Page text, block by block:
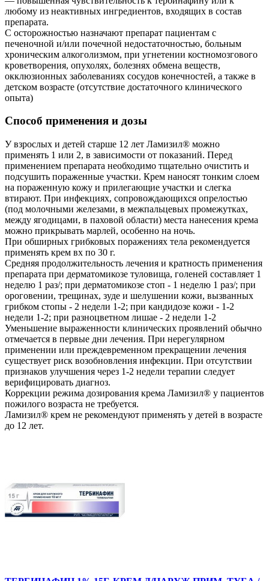
любому из неактивных ингредиентов, входящих в состав
препарата.
С осторожностью назначают препарат пациентам с
печеночной и/или почечной недостаточностью, больным
хроническим алкоголизмом, при угнетении костномозгового
кроветворения, опухолях, болезнях обмена веществ,
окклюзионных заболеваниях сосудов конечностей, а также в
детском возрасте (отсутствие достаточного клинического
опыта)
Способ применения и дозы
У взрослых и детей старше 12 лет Ламизил® можно
применять 1 или 2, в зависимости от показаний. Перед
применением препарата необходимо тщательно очистить и
подсушить пораженные участки. Крем наносят тонким слоем
на пораженную кожу и прилегающие участки и слегка
втирают. При инфекциях, сопровождающихся опрелостью
(под молочными железами, в межпальцевых промежутках,
между ягодицами, в паховой области) места нанесения крема
можно прикрывать марлей, особенно на ночь.
При обширных грибковых поражениях тела рекомендуется
применять крем вх по 30 г.
Средняя продолжительность лечения и кратность применения
препарата при дерматомикозе туловища, голеней составляет 1
неделю 1 раз/; при дерматомикозе стоп - 1 неделю 1 раз/; при
ороговении, трещинах, зуде и шелушении кожи, вызванных
грибком стопы - 2 недели 1-2; при кандидозе кожи - 1-2
недели 1-2; при разноцветном лишае - 2 недели 1-2
Уменьшение выраженности клинических проявлений обычно
отмечается в первые дни лечения. При нерегулярном
применении или преждевременном прекращении лечения
существует риск возобновления инфекции. При отсутствии
признаков улучшения через 1-2 недели терапии следует
верифицировать диагноз.
Коррекции режима дозирования крема Ламизил® у пациентов
пожилого возраста не требуется.
Ламизил® крем не рекомендуют применять у детей в возрасте
до 12 лет.